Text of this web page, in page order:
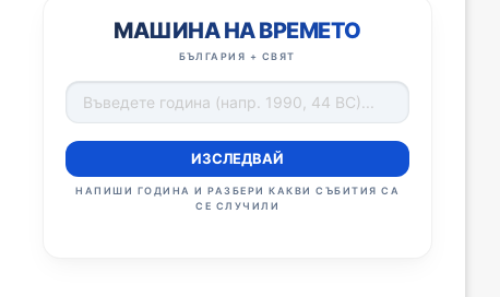
МАШИНА НА ВРЕМЕТО
БЪЛГАРИЯ + СВЯТ
ИЗСЛЕДВАЙ
НАПИШИ ГОДИНА И РАЗБЕРИ КАКВИ СЪБИТИЯ СА
СЕ СЛУЧИЛИ